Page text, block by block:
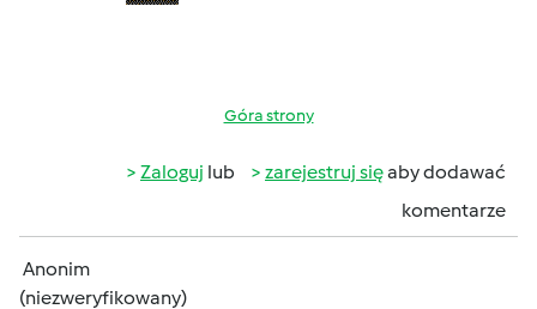
Góra strony
Zaloguj lub zarejestruj sięaby dodawać
komentarze
Anonim
(niezweryfikowany)